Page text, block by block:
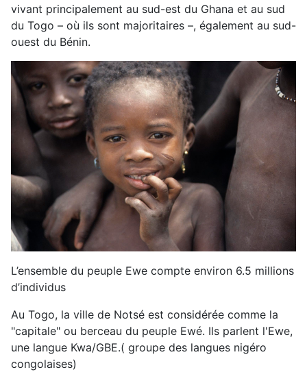
vivant principalement au sud-est du Ghana et au sud
du Togo – où ils sont majoritaires –, également au sud-
ouest du Bénin.
L’ensemble du peuple Ewe compte environ 6.5 millions
d’individus
Au Togo, la ville de Notsé est considérée comme la
"capitale" ou berceau du peuple Ewé. Ils parlent l'Ewe,
une langue Kwa/GBE.( groupe des langues nigéro
congolaises)